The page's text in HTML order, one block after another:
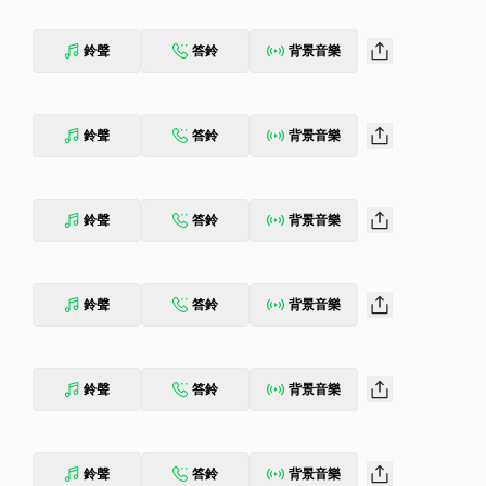
TO MARS環遊歐洲、印度與美國加州等地進行歌曲創
年專輯『This Is War』製作人Steve Lillywhite（*U2、The Rol
這是一個嶄新的開始，就創作來說，我們踏進了一個全新的境
鈴聲 答鈴 背景音樂
鈴聲 答鈴 背景音樂
鈴聲 答鈴 背景音樂
鈴聲 答鈴 背景音樂
鈴聲 答鈴 背景音樂
鈴聲 答鈴 背景音樂